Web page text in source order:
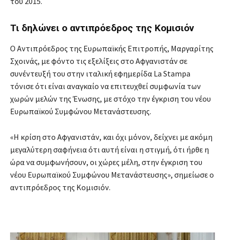
Τι δηλώνει ο αντιπρόεδρος της Κομισιόν
Ο Αντιπρόεδρος της Ευρωπαϊκής Επιτροπής, Μαργαρίτης
Σχοινάς, με φόντο τις εξελίξεις στο Αφγανιστάν σε
συνέντευξή του στην ιταλική εφημερίδα La Stampa
τόνισε ότι είναι αναγκαίο να επιτευχθεί συμφωνία των
χωρών μελών της Ένωσης, με στόχο την έγκριση του νέου
Ευρωπαϊκού Συμφώνου Μετανάστευσης.
«Η κρίση στο Αφγανιστάν, και όχι μόνον, δείχνει με ακόμη
μεγαλύτερη σαφήνεια ότι αυτή είναι η στιγμή, ότι ήρθε η
ώρα να συμφωνήσουν, οι χώρες μέλη, στην έγκριση του
νέου Ευρωπαϊκού Συμφώνου Μετανάστευσης», σημείωσε ο
αντιπρόεδρος της Κομισιόν.